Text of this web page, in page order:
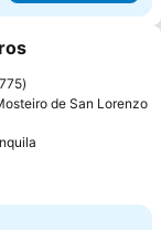
favoritos
de San Lorenzo